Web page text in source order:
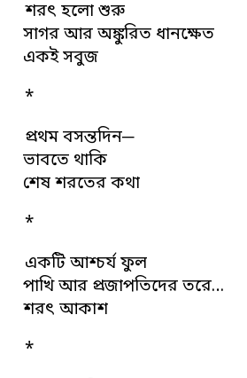
শরৎ হলো শুরু
সাগর আর অঙ্কুরিত ধানক্ষেত
একই সবুজ
*
প্রথম বসন্তদিন─
ভাবতে থাকি
শেষ শরতের কথা
*
একটি আশ্চর্য ফুল
পাখি আর প্রজাপতিদের তরে…
শরৎ আকাশ
*